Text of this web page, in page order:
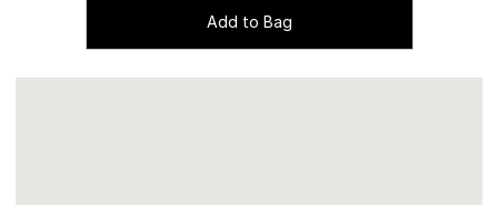
Add to Bag